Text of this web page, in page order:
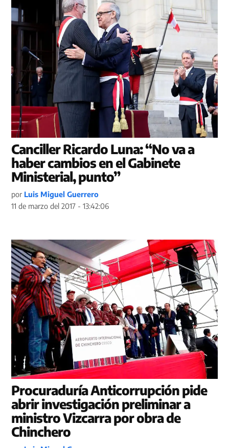
Canciller Ricardo Luna: “No va a
haber cambios en el Gabinete
Ministerial, punto”
por Luis Miguel Guerrero
11 de marzo del 2017 - 13:42:06
Procuraduría Anticorrupción pide
abrir investigación preliminar a
ministro Vizcarra por obra de
Chinchero